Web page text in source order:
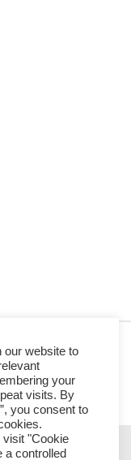
our website to
your
visits. By
you consent to
visit "Cookie
a controlled